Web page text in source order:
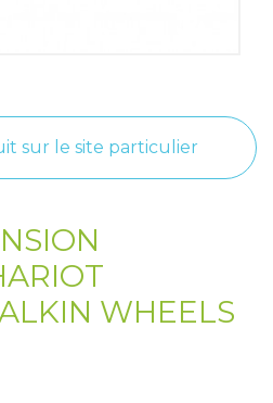
sur le site particulier
WHEELS